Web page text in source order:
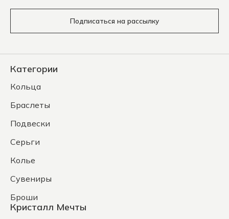
Подписаться на рассылку
Категории
Кольца
Браслеты
Подвески
Серьги
Колье
Сувениры
Броши
Кристалл Мечты